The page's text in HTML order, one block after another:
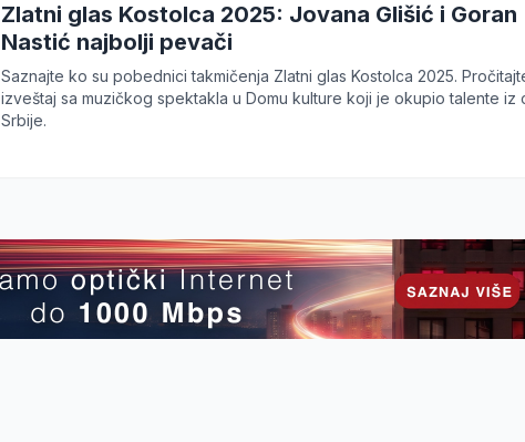
Zlatni glas Kostolca 2025: Jovana Glišić i Goran
Nastić najbolji pevači
Saznajte ko su pobednici takmičenja Zlatni glas Kostolca 2025.
izveštaj sa muzičkog spektakla u Domu kulture koji je okupio talente iz
Srbije.